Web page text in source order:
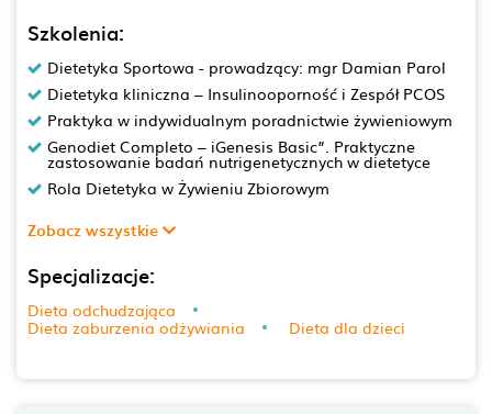
Szkolenia:
Dietetyka Sportowa - prowadzący: mgr Damian Parol
Dietetyka kliniczna – Insulinooporność i Zespół PCOS
Praktyka w indywidualnym poradnictwie żywieniowym
Genodiet Completo – iGenesis Basic”. Praktyczne
zastosowanie badań nutrigenetycznych w dietetyce
Rola Dietetyka w Żywieniu Zbiorowym
Zobacz wszystkie
Specjalizacje:
Dieta odchudzająca
Dieta zaburzenia odżywiania
Dieta dla dzieci